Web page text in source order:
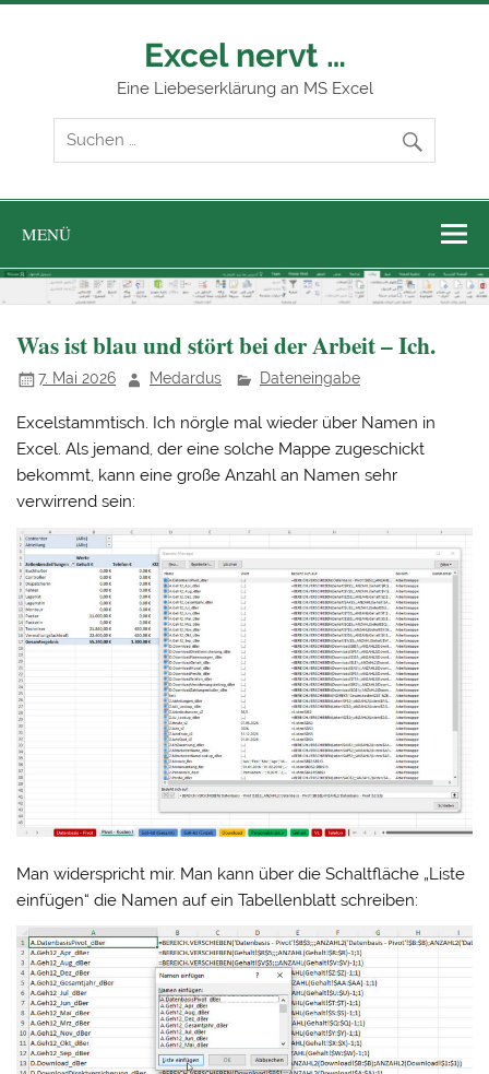
Zum
Excel nervt …
Eine Liebeserklärung an MS Excel
MENÜ
Was ist blau und stört bei der Arbeit – Ich.
7. Mai 2026 Medardus Dateneingabe
Excelstammtisch. Ich nörgle mal wieder über Namen in
Excel. Als jemand, der eine solche Mappe zugeschickt
bekommt, kann eine große Anzahl an Namen sehr
verwirrend sein:
Man widerspricht mir. Man kann über die Schaltfläche „Liste
einfügen“ die Namen auf ein Tabellenblatt schreiben: